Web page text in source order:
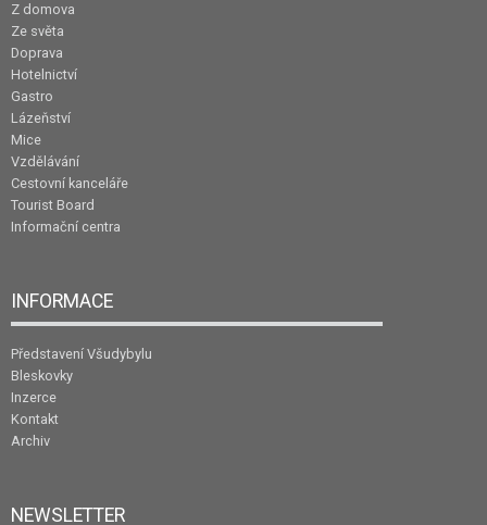
Z domova
Ze světa
Doprava
Hotelnictví
Gastro
Lázeňství
Mice
Vzdělávání
Cestovní kanceláře
Tourist Board
Informační centra
INFORMACE
Představení Všudybylu
Bleskovky
Inzerce
Kontakt
Archiv
NEWSLETTER